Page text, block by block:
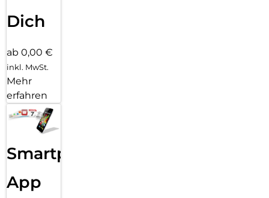
Dich
ab 0,00 €
inkl. MwSt.
Mehr
erfahren
Smartphone
App